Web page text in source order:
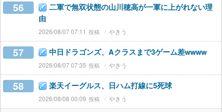
56
二軍で無双状態の山川穂高が一軍に上がれない理
由
2026/08/07 07:11 やきう
57 中日ドラゴンズ、Aクラスまで3ゲーム差wwww
2026/08/07 07:35 やきう
58 楽天イーグルス、日ハム打線に5死球
2026/08/08 00:09 やきう